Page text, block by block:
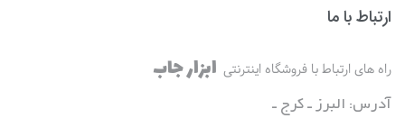
ارتباط با ما
راه های ارتباط با فروشگاه اینترنتی ابزار جاب
آدرس: البرز ـ کرج ـ